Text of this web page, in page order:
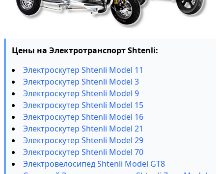
Цены на Электротранспорт Shtenli:
Электроскутер Shtenli Model 11
Электроскутер Shtenli Model 3
Электроскутер Shtenli Model 9
Электроскутер Shtenli Model 15
Электроскутер Shtenli Model 16
Электроскутер Shtenli Model 21
Электроскутер Shtenli Model 29
Электроскутер Shtenli Model 70
Электровелосипед Shtenli Model GT8